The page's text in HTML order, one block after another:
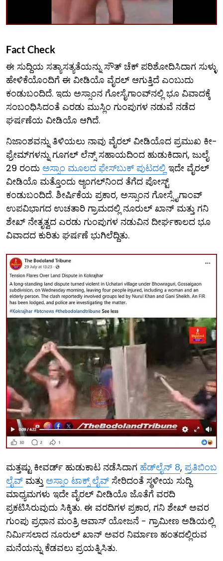
Fact Check
ಈ ಸುದ್ದಿಯ ಸತ್ಯಾಸತ್ಯತೆಯನ್ನು ಸೌತ್ ಚೆಕ್ ಪರಿಶೋದಿಸಿದಾಗ ಸುಳ್ಳು
ಹೇಳಿಕೆಯೊಂದಿಗೆ ಈ ವೀಡಿಯೊ ವೈರಲ್ ಆಗುತ್ತಿದೆ ಎಂಬುದು
ಕಂಡುಬಂದಿದೆ. ಇದು ಅಸ್ಸಾಂನ ಗೋಸೈಗಾಂವ್‌ನಲ್ಲಿ ಭೂ ವಿವಾದಕ್ಕೆ
ಸಂಬಂಧಿಸಿದಂತೆ ಎರಡು ಮುಸ್ಲಿಂ ಗುಂಪುಗಳ ನಡುವೆ ನಡೆದ
ಘರ್ಷಣೆಯ ವೀಡಿಯೊ ಆಗಿದೆ.
ನಿಜಾಂಶವನ್ನು ತಿಳಿಯಲು ನಾವು ವೈರಲ್ ವೀಡಿಯೊದ ಪ್ರಮುಖ ಕೀ-
ಫ್ರೇಮ್​ಗಳನ್ನು ಗೂಗಲ್ ಲೆನ್ಸ್ ಸಹಾಯದಿಂದ ಹುಡುಕಿದಾಗ, ಜುಲೈ
29 ರಂದು ಅಸ್ಸಾಂ ಮೂಲದ ಫೇಸ್‌ಬುಕ್ ಪುಟದಲ್ಲಿ ಇದೇ ವೈರಲ್
ವೀಡಿಯೊ ಮತ್ತೊಂದು ಆ್ಯಂಗಲ್​ನಿಂದ ತೆಗೆದ ಪೋಸ್ಟ್
ಕಂಡುಬಂದಿದೆ. ಶೀರ್ಷಿಕೆಯ ಪ್ರಕಾರ, ಅಸ್ಸಾಂನ ಗೋಸ್ಸೈಗಾಂವ್
ಉಪವಿಭಾಗದ ಉಚತಾರಿ ಗ್ರಾಮದಲ್ಲಿ ನೂರುಲ್ ಖಾನ್ ಮತ್ತು ಗನಿ
ಶೇಖ್ ನೇತೃತ್ವದ ಎರಡು ಗುಂಪುಗಳ ನಡುವಿನ ದೀರ್ಘಕಾಲದ ಭೂ
ವಿವಾದದ ಕುರಿತು ಘರ್ಷಣೆ ಭುಗಿಲೆದ್ದಿತು.
ಮತ್ತಷ್ಟು ಕೀವರ್ಡ್ ಹುಡುಕಾಟ ನಡೆಸಿದಾಗ ಹೆಡ್‌ಲೈನ್ 8, ಪ್ರತಿಬಿಂಬ
ಲೈವ್ ಮತ್ತು ಅಸ್ಸಾಂ ಟಾಕ್ಸ್ ಲೈವ್ ಸೇರಿದಂತೆ ಸ್ಥಳೀಯ ಸುದ್ದಿ
ಮಾಧ್ಯಮಗಳು ಇದೇ ವೈರಲ್ ವೀಡಿಯೊ ಜೊತೆಗೆ ವರದಿ
ಪ್ರಕಟಿಸಿರುವುದು ಸಿಕ್ಕಿತು. ಈ ವರದಿಗಳ ಪ್ರಕಾರ, ಗನಿ ಶೇಖ್ ಅವರ
ಗುಂಪು ಪ್ರಧಾನ ಮಂತ್ರಿ ಆವಾಸ್ ಯೋಜನೆ - ಗ್ರಾಮೀಣ ಅಡಿಯಲ್ಲಿ
ನಿರ್ಮಿಸಲಾದ ನೂರುಲ್ ಖಾನ್ ಅವರ ನಿರ್ಮಾಣ ಹಂತದಲ್ಲಿರುವ
ಮನೆಯನ್ನು ಕೆಡವಲು ಪ್ರಯತ್ನಿಸಿತು.